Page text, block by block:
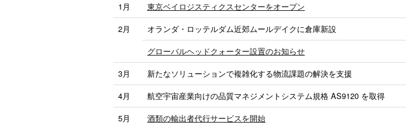
1月
東京ベイロジスティクスセンターをオープン
2月
オランダ・ロッテルダム近郊ムールデイクに倉庫新設
グローバルヘッドクォーター設置のお知らせ
3月
新たなソリューションで複雑化する物流課題の解決を支援
4月
航空宇宙産業向けの品質マネジメントシステム規格 AS9120 を取得
5月
酒類の輸出者代行サービスを開始